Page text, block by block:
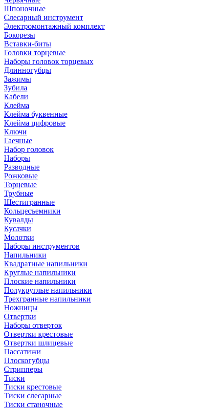
Шпоночные
Слесарный инструмент
Электромонтажный комплект
Бокорезы
Вставки-биты
Головки торцевые
Наборы головок торцевых
Длинногубцы
Зажимы
Зубила
Кабели
Клейма
Клейма буквенные
Клейма цифровые
Ключи
Гаечные
Набор головок
Наборы
Разводные
Рожковые
Торцевые
Трубные
Шестигранные
Кольцесъемники
Кувалды
Кусачки
Молотки
Наборы инструментов
Напильники
Квадратные напильники
Круглые напильники
Плоские напильники
Полукруглые напильники
Трехгранные напильники
Ножницы
Отвертки
Наборы отверток
Отвертки крестовые
Отвертки шлицевые
Пассатижи
Плоскогубцы
Стрипперы
Тиски
Тиски крестовые
Тиски слесарные
Тиски станочные